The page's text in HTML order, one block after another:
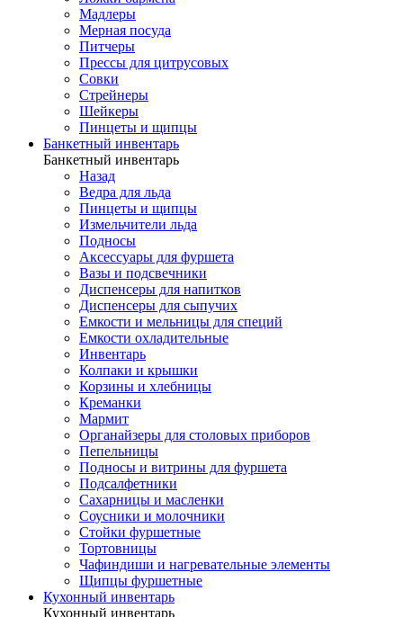
Мадлеры
Мерная посуда
Питчеры
Прессы для цитрусовых
Совки
Стрейнеры
Шейкеры
Пинцеты и щипцы
Банкетный инвентарь
Банкетный инвентарь
Назад
Ведра для льда
Пинцеты и щипцы
Измельчители льда
Подносы
Аксессуары для фуршета
Вазы и подсвечники
Диспенсеры для напитков
Диспенсеры для сыпучих
Емкости и мельницы для специй
Емкости охладительные
Инвентарь
Колпаки и крышки
Корзины и хлебницы
Креманки
Мармит
Органайзеры для столовых приборов
Пепельницы
Подносы и витрины для фуршета
Подсалфетники
Сахарницы и масленки
Соусники и молочники
Стойки фуршетные
Тортовницы
Чафиндиши и нагревательные элементы
Щипцы фуршетные
Кухонный инвентарь
Кухонный инвентарь